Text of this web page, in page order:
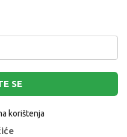
SE
korištenja